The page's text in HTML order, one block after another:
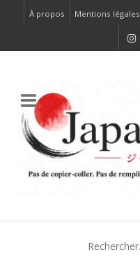
À propos Mentions légales